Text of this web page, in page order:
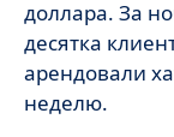
доллара. За
десятка
арендовали
неделю.